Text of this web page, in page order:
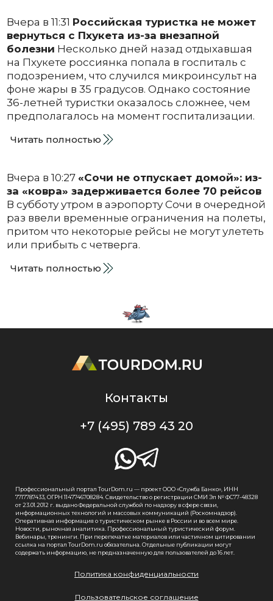
Вчера в 11:31 Российская туристка не может
вернуться с Пхукета из-за внезапной
болезни Несколько дней назад отдыхавшая
на Пхукете россиянка попала в госпиталь с
подозрением, что случился микроинсульт на
фоне жары в 35 градусов. Однако состояние
36-летней туристки оказалось сложнее, чем
предполагалось на момент госпитализации.
Читать полностью
Вчера в 10:27 «Сочи не отпускает домой»: из-
за «ковра» задерживается более 70 рейсов
В субботу утром в аэропорту Сочи в очередной
раз ввели временные ограничения на полеты,
притом что некоторые рейсы не могут улететь
или прибыть с четверга.
Читать полностью
Контакты
+7 (495) 789 43 20
Профессиональный портал TourDom.ru — проект ООО «Служба Банко», ИНН
7717787433, ОГРН 1147746708284. Свидетельство о регистрации СМИ Эл № ФС77-48328
от 23.01.2012 г. выдано Федеральной службой по надзору в сфере связи,
информационных технологий и массовых коммуникаций (Роскомнадзор).
Оперативная информация о туристическом рынке в России и во всем мире.
Новости, рыночная аналитика. Профессиональный туристический форум.
Вебинары, тренинги. При перепечатке материалов или частичном цитировании
ссылка на портал TourDom.ru обязательна. Отдельные публикации могут
содержать информацию, не предназначенную для пользователей до 16 лет.
Политика конфиденциальности
Пользовательское соглашение